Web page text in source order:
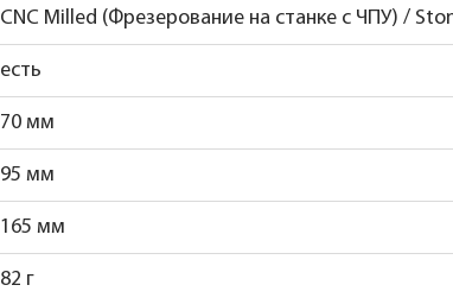
CNC Milled (Фрезерование на станке с ЧПУ) /
есть
70 мм
95 мм
165 мм
82 г